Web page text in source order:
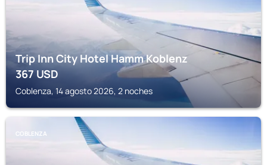
Trip Inn City Hotel Hamm Koblenz
367USD
Coblenza, 14 agosto 2026, 2 noches
COBLENZA